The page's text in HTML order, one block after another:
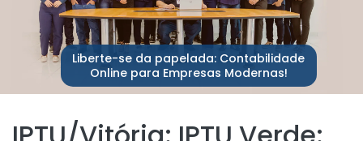
Liberte-se da papelada: Contabilidade
Online para Empresas Modernas!